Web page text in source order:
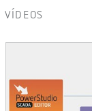
VÍDEOS